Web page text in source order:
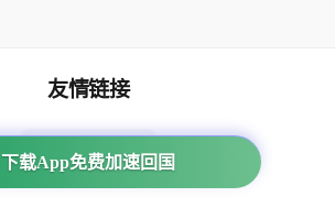
下载App免费加速回国
友情链接
番茄加速器